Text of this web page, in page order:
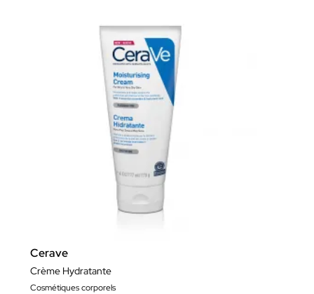
Cerave
Crème Hydratante
Cosmétiques corporels